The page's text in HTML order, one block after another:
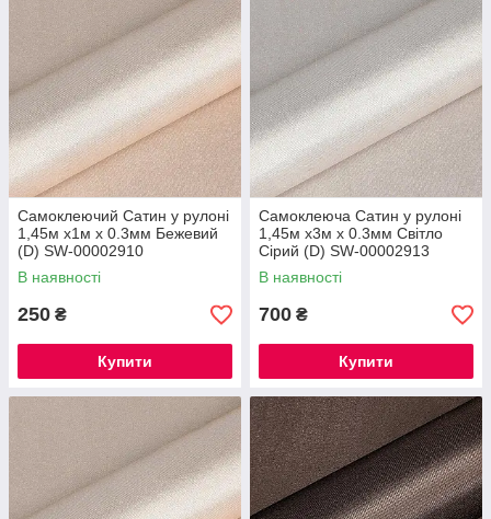
Самоклеючий Сатин у рулоні
1,45м х1м х 0.3мм Бежевий
(D) SW-00002910
В наявності
250 ₴
Купити
Самоклеюча Сатин у рулоні
1,45м х3м х 0.3мм Світло
Сірий (D) SW-00002913
В наявності
700 ₴
Купити